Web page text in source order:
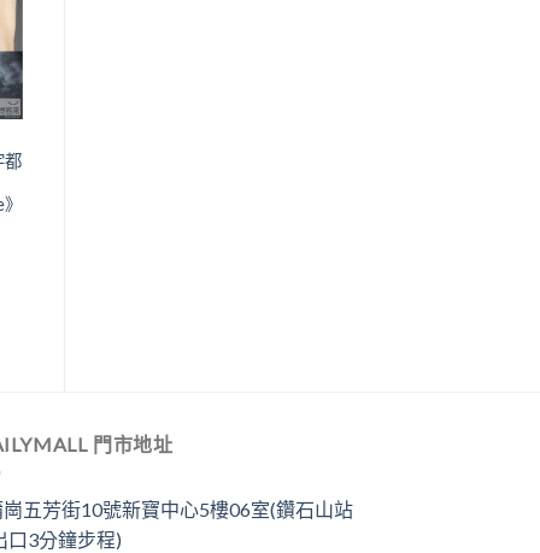
都
門市地址
五芳街10號新寶中心5樓06室(鑽石山站
口3分鐘步程)